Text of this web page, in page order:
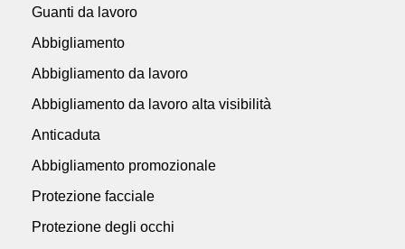
Guanti da lavoro
Abbigliamento
Abbigliamento da lavoro
Abbigliamento da lavoro alta visibilità
Anticaduta
Abbigliamento promozionale
Protezione facciale
Protezione degli occhi